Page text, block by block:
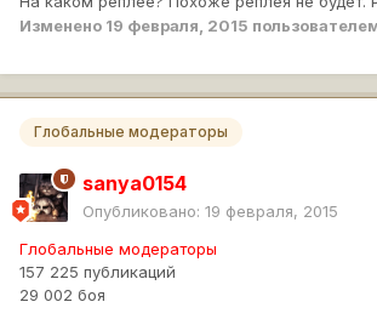
Изменено 19 февраля, 2015
Глобальные модераторы
sanya0154
Опубликовано: 19 февраля, 2015
Глобальные модераторы
157 225 публикаций
29 002 боя